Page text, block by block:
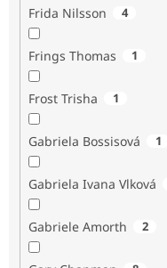
Frida Nilsson 4
Frings Thomas 1
Frost Trisha 1
Gabriela Bossisová 1
Gabriela Ivana Vlková
Gabriele Amorth 2